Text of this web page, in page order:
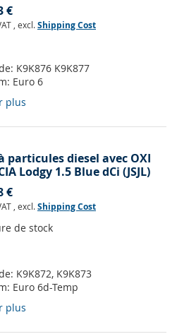
€
, excl.Shipping Cost
K9K876 K9K877
Euro 6
plus
particules diesel avec OXI
Lodgy 1.5 Blue dCi (JSJL)
€
, excl.Shipping Cost
de stock
K9K872, K9K873
Euro 6d-Temp
plus